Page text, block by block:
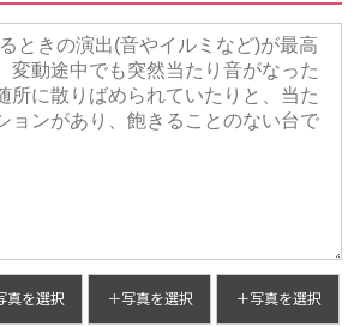
真を選択 ＋写真を選択 ＋写真を選択